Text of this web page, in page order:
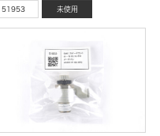
51953 未使用